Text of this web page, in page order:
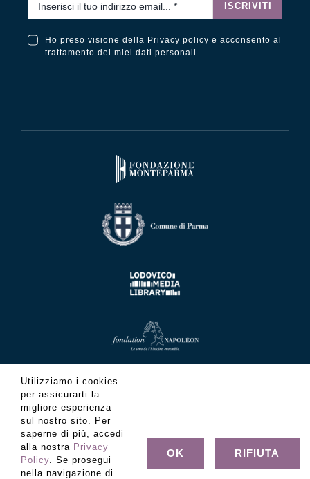
ISCRIVITI
Ho preso visione della Privacy policy e acconsento al
trattamento dei miei dati personali
Utilizziamo i cookies
per assicurarti la
migliore esperienza
sul nostro sito. Per
saperne di più, accedi
alla nostra Privacy
Policy. Se prosegui
nella navigazione di
OK RIFIUTA